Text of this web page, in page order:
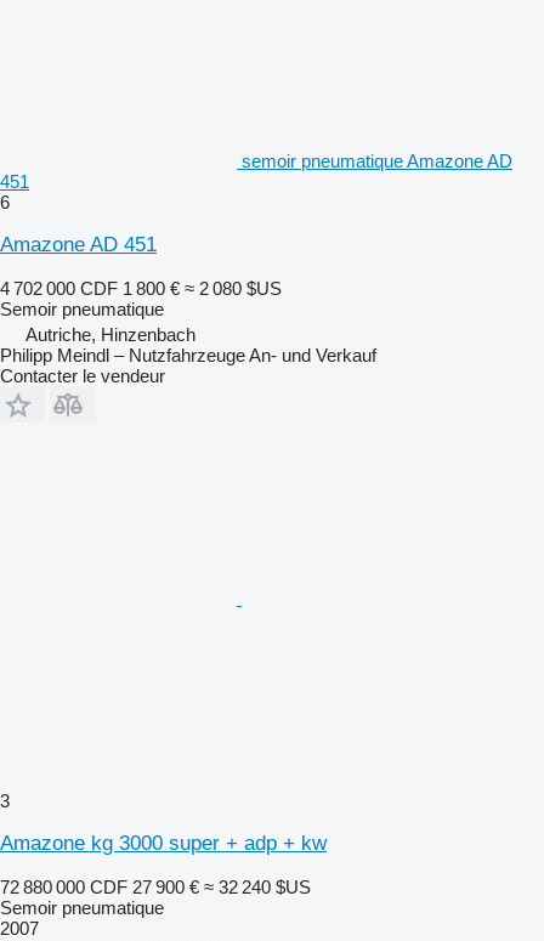
semoir pneumatique Amazone AD
451
6
Amazone AD 451
4 702 000 CDF 1 800 € ≈ 2 080 $US
Semoir pneumatique
Autriche, Hinzenbach
Philipp Meindl – Nutzfahrzeuge An- und Verkauf
Contacter le vendeur
3
Amazone kg 3000 super + adp + kw
72 880 000 CDF 27 900 € ≈ 32 240 $US
Semoir pneumatique
2007